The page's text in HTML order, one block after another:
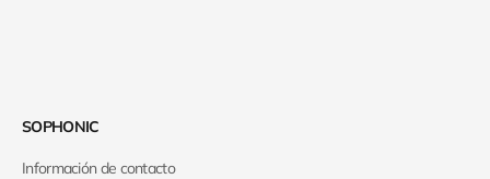
SOPHONIC
Información de contacto